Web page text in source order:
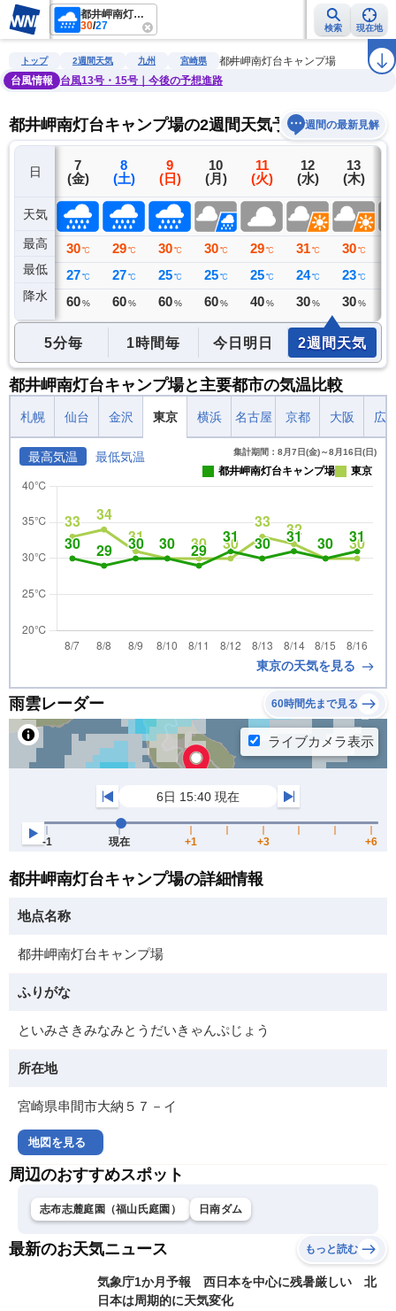
都井岬南灯台キャンプ場
30/27 検索 現在地
雨雲レーダー 台風情報 地震情報 警報・注意報 2週間天気 ラ
トップ 2週間天気 九州 宮崎県
都井岬南灯台キャンプ場
台風情報
台風13号・15号｜今後の予想進路
都井岬南灯台キャンプ場の2週間天気予報週間の最新見解
日
天気
最高
最低
降水
6
(木)
30 ℃
28 ℃
10ミリ
7
(金)
30 ℃
27 ℃
60 %
8
(土)
29 ℃
27 ℃
60 %
9
(日)
30 ℃
25 ℃
60 %
10
(月)
30 ℃
25 ℃
60 %
11
(火)
29 ℃
25 ℃
40 %
12
(水)
31 ℃
24 ℃
30 %
13
(木)
30 ℃
23 ℃
30 %
5分毎 1時間毎 今日明日 2週間天気
都井岬南灯台キャンプ場と主要都市の気温比較
札幌 仙台 金沢 東京 横浜 名古屋 京都 大阪 広
最高気温 最低気温 集計期間：8月7日(金)～8月16日(日)
都井岬南灯台キャンプ場 東京
東京の天気を見る
雨雲レーダー 60時間先まで見る
都井岬南灯台キャンプ場の詳細情報
地点名称
都井岬南灯台キャンプ場
ふりがな
といみさきみなみとうだいきゃんぷじょう
所在地
宮崎県串間市大納５７－イ
地図を見る
周辺のおすすめスポット
志布志麓庭園（福山氏庭園） 日南ダム
最新のお天気ニュース もっと読む
気象庁1か月予報 西日本を中心に残暑厳しい 北
日本は周期的に天気変化